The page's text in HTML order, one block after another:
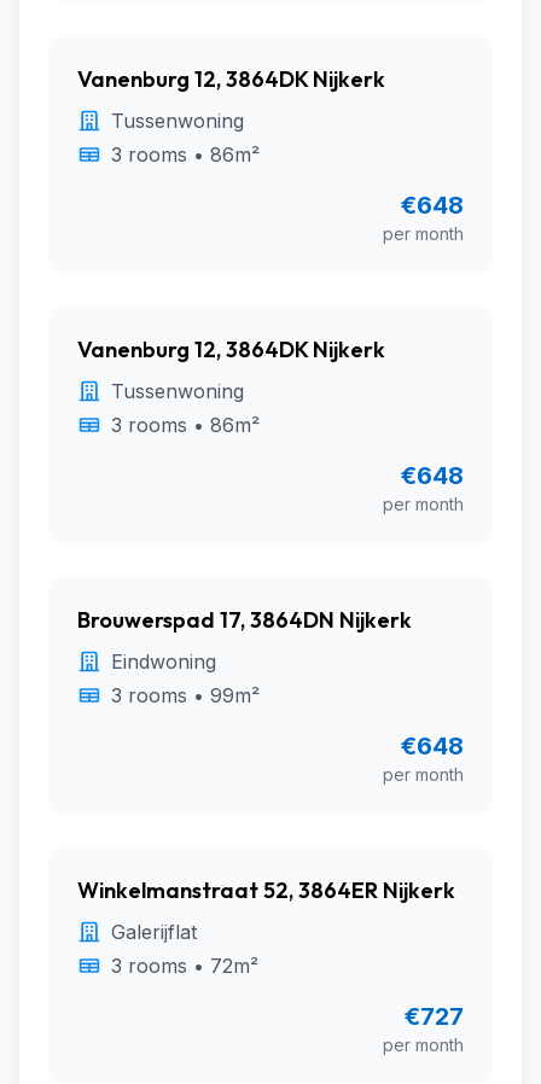
Vanenburg 12, 3864DK Nijkerk
Tussenwoning
3 rooms • 86m²
€648
per month
Vanenburg 12, 3864DK Nijkerk
Tussenwoning
3 rooms • 86m²
€648
per month
Brouwerspad 17, 3864DN Nijkerk
Eindwoning
3 rooms • 99m²
€648
per month
Winkelmanstraat 52, 3864ER Nijkerk
Galerijflat
3 rooms • 72m²
€727
per month